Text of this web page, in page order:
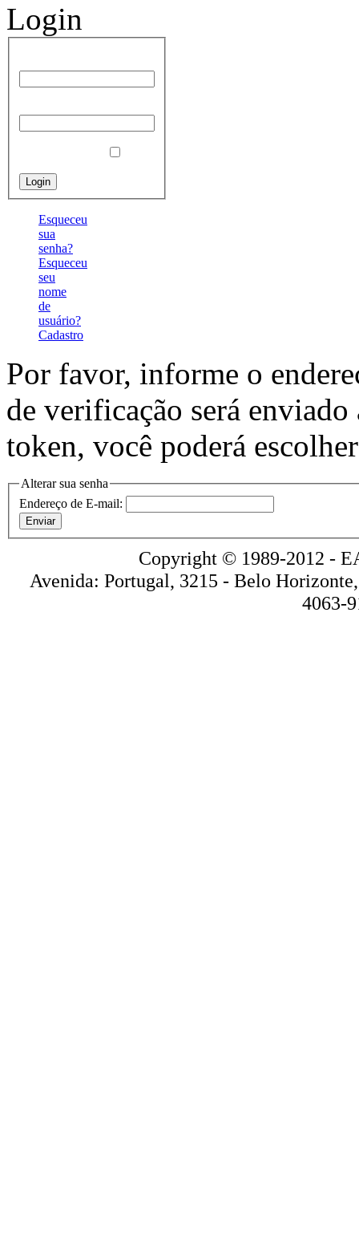
Esqueceu
sua
senha?
Esqueceu
seu
nome
de
usuário?
Cadastro
Por favor, informe o
de verificação será
token, você poderá
Alterar sua senha
Endereço de E-mail:
Enviar
Copyright © 1989-2012 -
Avenida: Portugal, 3215 - Belo
4063-